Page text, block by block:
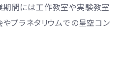
間には工作教室や実験教室
やプラネタリウムでの星空コン